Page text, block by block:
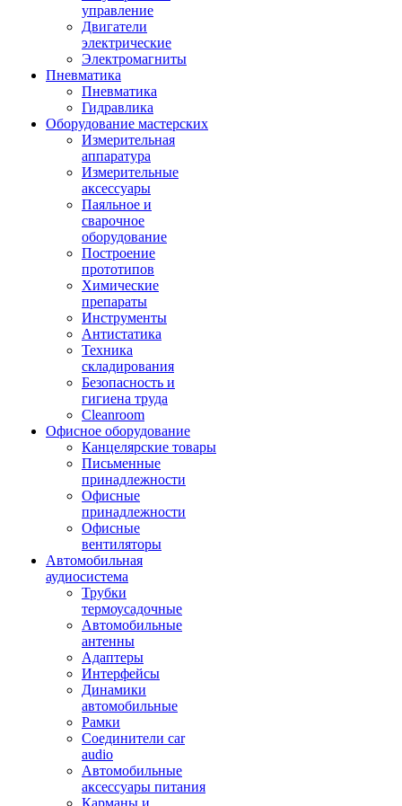
управление
Двигатели
электрические
Электромагниты
Пневматика
Пневматика
Гидравлика
Оборудование мастерских
Измерительная
аппаратура
Измерительные
аксессуары
Паяльное и
сварочное
оборудование
Построение
прототипов
Химические
препараты
Инструменты
Aнтистатика
Техника
складирования
Безопасность и
гигиена труда
Cleanroom
Офисное оборудование
Канцелярские товары
Письменные
принадлежности
Офисные
принадлежности
Офисные
вентиляторы
Автомобильная
аудиосистема
Трубки
термоусадочные
Автомобильные
антенны
Адаптеры
Интерфейсы
Динамики
автомобильные
Рамки
Соединители car
audio
Автомобильные
аксессуары питания
Карманы и